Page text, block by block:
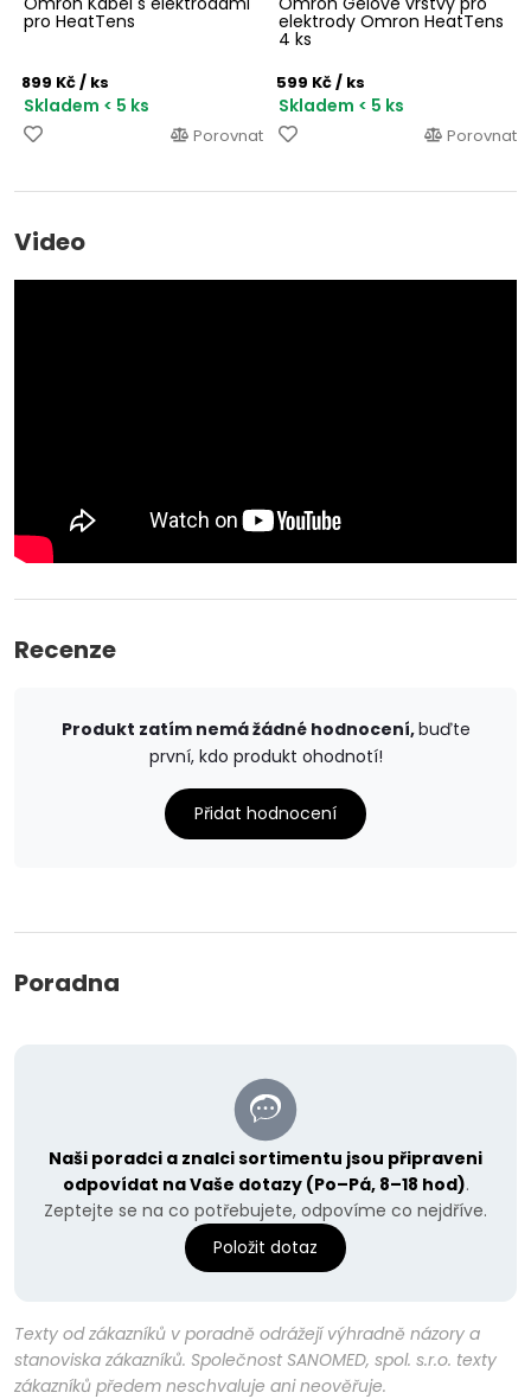
pro HeatTens
899 Kč/ ks
Skladem < 5 ks
Porovnat
elektrody Omron HeatTens
4 ks
599 Kč/ ks
Skladem < 5 ks
Porovnat
Video
Recenze
Produkt zatím nemá žádné hodnocení,buďte
první, kdo produkt ohodnotí!
Přidat hodnocení
Poradna
Naši poradci a znalci sortimentu jsou připraveni
odpovídat na Vaše dotazy (Po–Pá, 8–18 hod).
Zeptejte se na co potřebujete, odpovíme co nejdříve.
Položit dotaz
Texty od zákazníků v poradně odrážejí výhradně názory a
stanoviska zákazníků. Společnost SANOMED, spol. s.r.o. texty
zákazníků předem neschvaluje ani neověřuje.